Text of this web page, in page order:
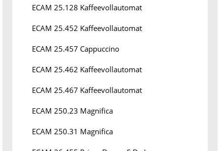
ECAM 25.128 Kaffeevollautomat
ECAM 25.452 Kaffeevollautomat
ECAM 25.457 Cappuccino
ECAM 25.462 Kaffeevollautomat
ECAM 25.467 Kaffeevollautomat
ECAM 250.23 Magnifica
ECAM 250.31 Magnifica